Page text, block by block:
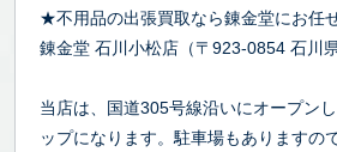
★不用品の出張買取なら錬金堂にお任
錬金堂 石川小松店（〒923-0854 石川
当店は、国道305号線沿いにオープン
ップになります。駐車場もありますの